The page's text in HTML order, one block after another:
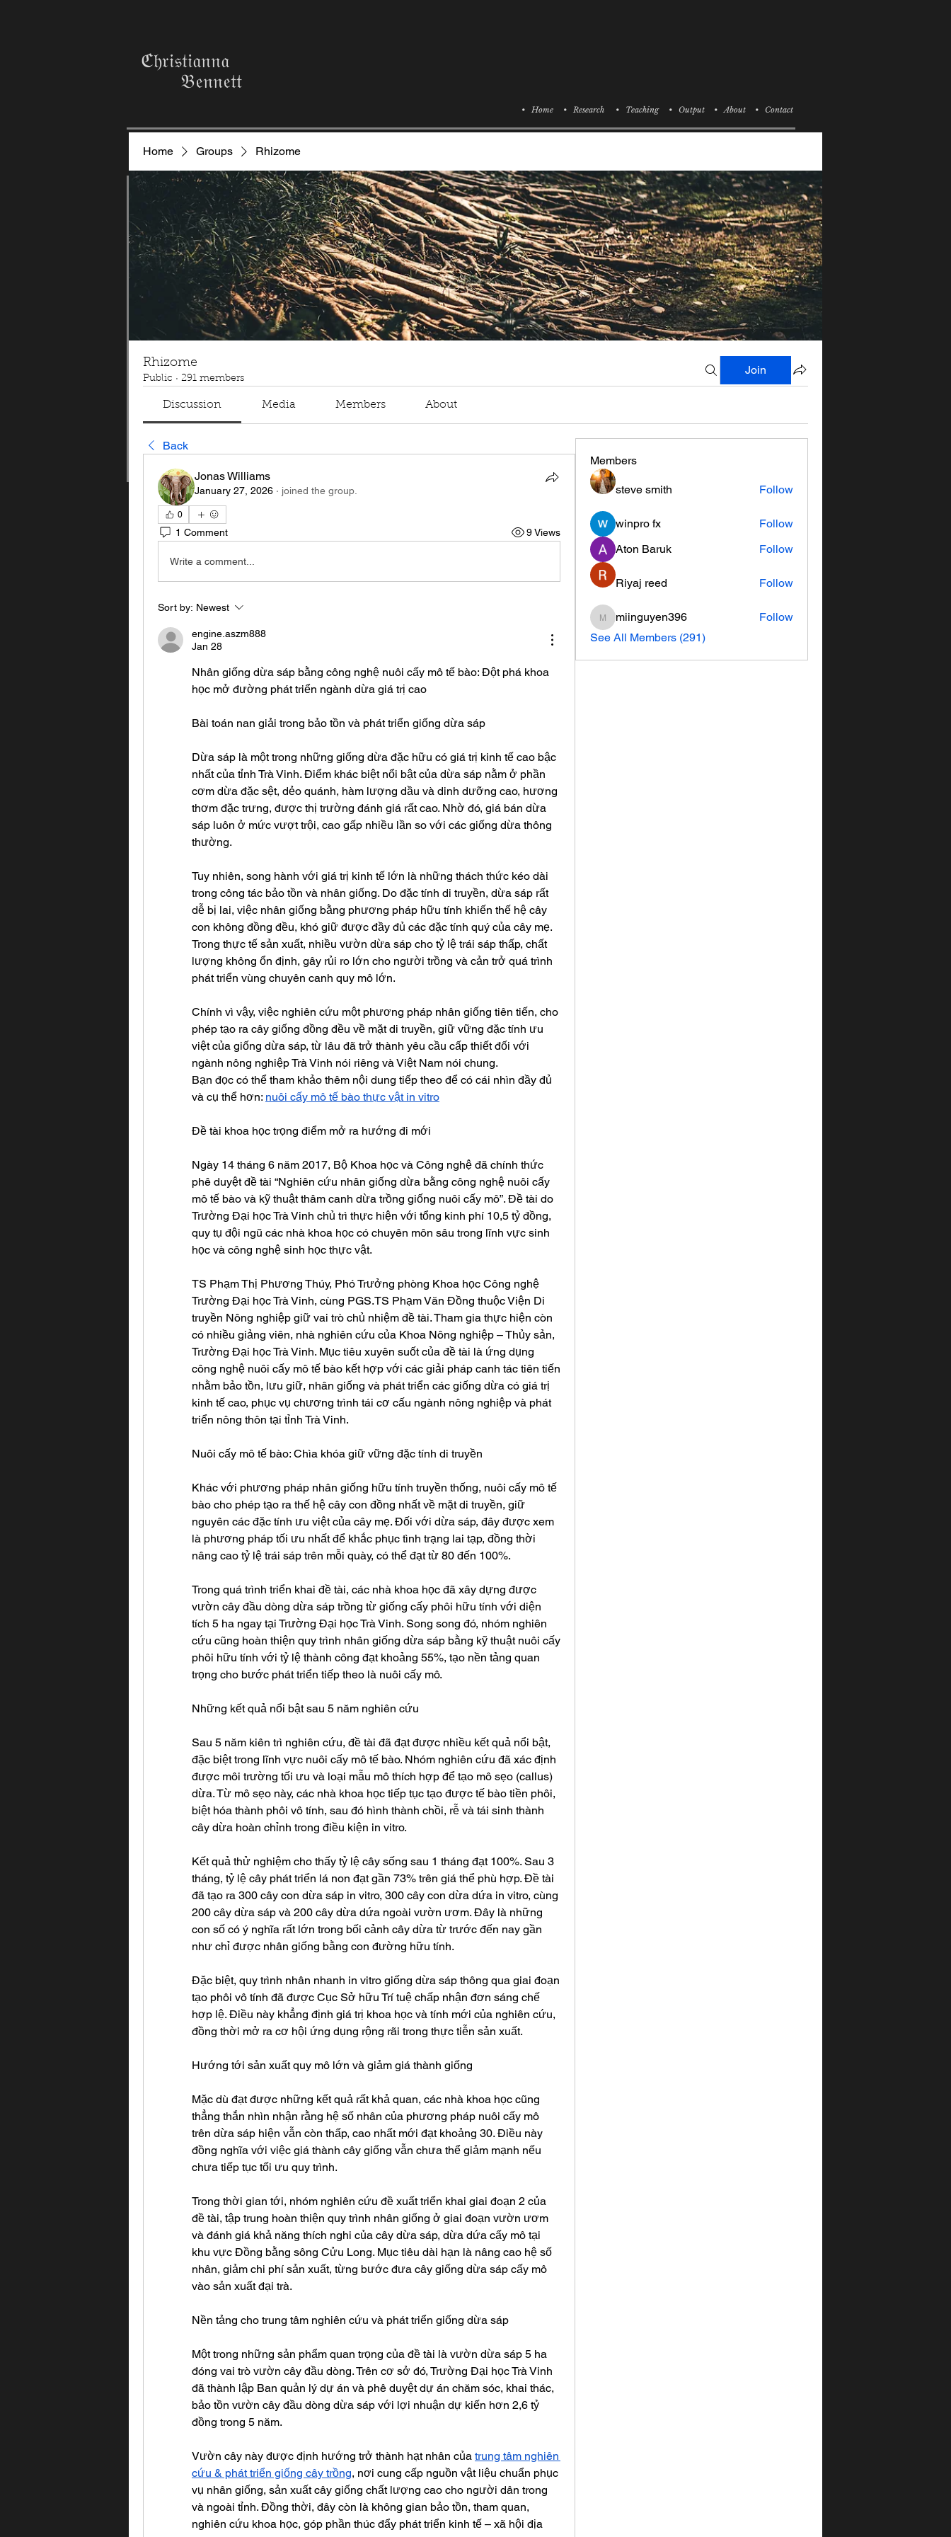
ℭ𝔥𝔯𝔦𝔰𝔱𝔦𝔞𝔫𝔫𝔞
𝔅𝔢𝔫𝔫𝔢𝔱𝔱
• Home • Research • Teaching • Output • About • Contact
Home Groups Rhizome
Rhizome
Public · 291 members
Join
Discussion Media Members About
Back
Jonas Williams
January 27, 2026 · joined the group.
0
1 Comment 9 Views
Write a comment...
Sort by: Newest
engine.aszm888
Jan 28
Nhân giống dừa sáp bằng công nghệ nuôi cấy mô tế bào: Đột phá khoa
học mở đường phát triển ngành dừa giá trị cao
Bài toán nan giải trong bảo tồn và phát triển giống dừa sáp
Dừa sáp là một trong những giống dừa đặc hữu có giá trị kinh tế cao bậc
nhất của tỉnh Trà Vinh. Điểm khác biệt nổi bật của dừa sáp nằm ở phần
cơm dừa đặc sệt, dẻo quánh, hàm lượng dầu và dinh dưỡng cao, hương
thơm đặc trưng, được thị trường đánh giá rất cao. Nhờ đó, giá bán dừa
sáp luôn ở mức vượt trội, cao gấp nhiều lần so với các giống dừa thông
thường.
Tuy nhiên, song hành với giá trị kinh tế lớn là những thách thức kéo dài
trong công tác bảo tồn và nhân giống. Do đặc tính di truyền, dừa sáp rất
dễ bị lai, việc nhân giống bằng phương pháp hữu tính khiến thế hệ cây
con không đồng đều, khó giữ được đầy đủ các đặc tính quý của cây mẹ.
Trong thực tế sản xuất, nhiều vườn dừa sáp cho tỷ lệ trái sáp thấp, chất
lượng không ổn định, gây rủi ro lớn cho người trồng và cản trở quá trình
phát triển vùng chuyên canh quy mô lớn.
Chính vì vậy, việc nghiên cứu một phương pháp nhân giống tiên tiến, cho
phép tạo ra cây giống đồng đều về mặt di truyền, giữ vững đặc tính ưu
việt của giống dừa sáp, từ lâu đã trở thành yêu cầu cấp thiết đối với
ngành nông nghiệp Trà Vinh nói riêng và Việt Nam nói chung.
Bạn đọc có thể tham khảo thêm nội dung tiếp theo để có cái nhìn đầy đủ
và cụ thể hơn: nuôi cấy mô tế bào thực vật in vitro
Đề tài khoa học trọng điểm mở ra hướng đi mới
Ngày 14 tháng 6 năm 2017, Bộ Khoa học và Công nghệ đã chính thức
phê duyệt đề tài “Nghiên cứu nhân giống dừa bằng công nghệ nuôi cấy
mô tế bào và kỹ thuật thâm canh dừa trồng giống nuôi cấy mô”. Đề tài do
Trường Đại học Trà Vinh chủ trì thực hiện với tổng kinh phí 10,5 tỷ đồng,
quy tụ đội ngũ các nhà khoa học có chuyên môn sâu trong lĩnh vực sinh
học và công nghệ sinh học thực vật.
TS Phạm Thị Phương Thúy, Phó Trưởng phòng Khoa học Công nghệ
Trường Đại học Trà Vinh, cùng PGS.TS Phạm Văn Đồng thuộc Viện Di
truyền Nông nghiệp giữ vai trò chủ nhiệm đề tài. Tham gia thực hiện còn
có nhiều giảng viên, nhà nghiên cứu của Khoa Nông nghiệp – Thủy sản,
Trường Đại học Trà Vinh. Mục tiêu xuyên suốt của đề tài là ứng dụng
công nghệ nuôi cấy mô tế bào kết hợp với các giải pháp canh tác tiên tiến
nhằm bảo tồn, lưu giữ, nhân giống và phát triển các giống dừa có giá trị
kinh tế cao, phục vụ chương trình tái cơ cấu ngành nông nghiệp và phát
triển nông thôn tại tỉnh Trà Vinh.
Nuôi cấy mô tế bào: Chìa khóa giữ vững đặc tính di truyền
Khác với phương pháp nhân giống hữu tính truyền thống, nuôi cấy mô tế
bào cho phép tạo ra thế hệ cây con đồng nhất về mặt di truyền, giữ
nguyên các đặc tính ưu việt của cây mẹ. Đối với dừa sáp, đây được xem
là phương pháp tối ưu nhất để khắc phục tình trạng lai tạp, đồng thời
nâng cao tỷ lệ trái sáp trên mỗi quày, có thể đạt từ 80 đến 100%.
Trong quá trình triển khai đề tài, các nhà khoa học đã xây dựng được
vườn cây đầu dòng dừa sáp trồng từ giống cấy phôi hữu tính với diện
tích 5 ha ngay tại Trường Đại học Trà Vinh. Song song đó, nhóm nghiên
cứu cũng hoàn thiện quy trình nhân giống dừa sáp bằng kỹ thuật nuôi cấy
phôi hữu tính với tỷ lệ thành công đạt khoảng 55%, tạo nền tảng quan
trọng cho bước phát triển tiếp theo là nuôi cấy mô.
Những kết quả nổi bật sau 5 năm nghiên cứu
Sau 5 năm kiên trì nghiên cứu, đề tài đã đạt được nhiều kết quả nổi bật,
đặc biệt trong lĩnh vực nuôi cấy mô tế bào. Nhóm nghiên cứu đã xác định
được môi trường tối ưu và loại mẫu mô thích hợp để tạo mô sẹo (callus)
dừa. Từ mô sẹo này, các nhà khoa học tiếp tục tạo được tế bào tiền phôi,
biệt hóa thành phôi vô tính, sau đó hình thành chồi, rễ và tái sinh thành
cây dừa hoàn chỉnh trong điều kiện in vitro.
Kết quả thử nghiệm cho thấy tỷ lệ cây sống sau 1 tháng đạt 100%. Sau 3
tháng, tỷ lệ cây phát triển lá non đạt gần 73% trên giá thể phù hợp. Đề tài
đã tạo ra 300 cây con dừa sáp in vitro, 300 cây con dừa dứa in vitro, cùng
200 cây dừa sáp và 200 cây dừa dứa ngoài vườn ươm. Đây là những
con số có ý nghĩa rất lớn trong bối cảnh cây dừa từ trước đến nay gần
như chỉ được nhân giống bằng con đường hữu tính.
Đặc biệt, quy trình nhân nhanh in vitro giống dừa sáp thông qua giai đoạn
tạo phôi vô tính đã được Cục Sở hữu Trí tuệ chấp nhận đơn sáng chế
hợp lệ. Điều này khẳng định giá trị khoa học và tính mới của nghiên cứu,
đồng thời mở ra cơ hội ứng dụng rộng rãi trong thực tiễn sản xuất.
Hướng tới sản xuất quy mô lớn và giảm giá thành giống
Mặc dù đạt được những kết quả rất khả quan, các nhà khoa học cũng
thẳng thắn nhìn nhận rằng hệ số nhân của phương pháp nuôi cấy mô
trên dừa sáp hiện vẫn còn thấp, cao nhất mới đạt khoảng 30. Điều này
đồng nghĩa với việc giá thành cây giống vẫn chưa thể giảm mạnh nếu
chưa tiếp tục tối ưu quy trình.
Trong thời gian tới, nhóm nghiên cứu đề xuất triển khai giai đoạn 2 của
đề tài, tập trung hoàn thiện quy trình nhân giống ở giai đoạn vườn ươm
và đánh giá khả năng thích nghi của cây dừa sáp, dừa dứa cấy mô tại
khu vực Đồng bằng sông Cửu Long. Mục tiêu dài hạn là nâng cao hệ số
nhân, giảm chi phí sản xuất, từng bước đưa cây giống dừa sáp cấy mô
vào sản xuất đại trà.
Nền tảng cho trung tâm nghiên cứu và phát triển giống dừa sáp
Một trong những sản phẩm quan trọng của đề tài là vườn dừa sáp 5 ha
đóng vai trò vườn cây đầu dòng. Trên cơ sở đó, Trường Đại học Trà Vinh
đã thành lập Ban quản lý dự án và phê duyệt dự án chăm sóc, khai thác,
bảo tồn vườn cây đầu dòng dừa sáp với lợi nhuận dự kiến hơn 2,6 tỷ
đồng trong 5 năm.
Vườn cây này được định hướng trở thành hạt nhân của trung tâm nghiên
cứu & phát triển giống cây trồng, nơi cung cấp nguồn vật liệu chuẩn phục
vụ nhân giống, sản xuất cây giống chất lượng cao cho người dân trong
và ngoài tỉnh. Đồng thời, đây còn là không gian bảo tồn, tham quan,
nghiên cứu khoa học, góp phần thúc đẩy phát triển kinh tế – xã hội địa
Members
steve smith Follow
winpro fx
Follow
Aton Baruk
Follow
Riyaj reed Follow
miinguyen396
miinguyen396
Follow
See All Members (291)